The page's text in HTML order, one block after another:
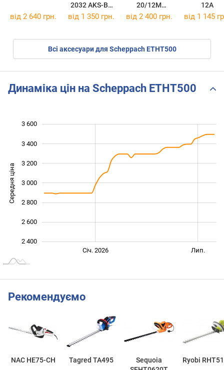
2032 AKS-BL
20
20/12M
Professional
12A
від 2 640 грн. від 1 350 грн. від 2 400 грн. від 1 145
Всі аксесуари для Scheppach ETHT500
Динаміка цін на Scheppach ETHT500
Середня ціна 2 400
2 400
2 600
2 800
3 000
3 200
3 400
3 600
Січ. 2026 Лип.
Рекомендуємо
NAC HE75-CH Tagred TA495
Sequoia
Ryobi